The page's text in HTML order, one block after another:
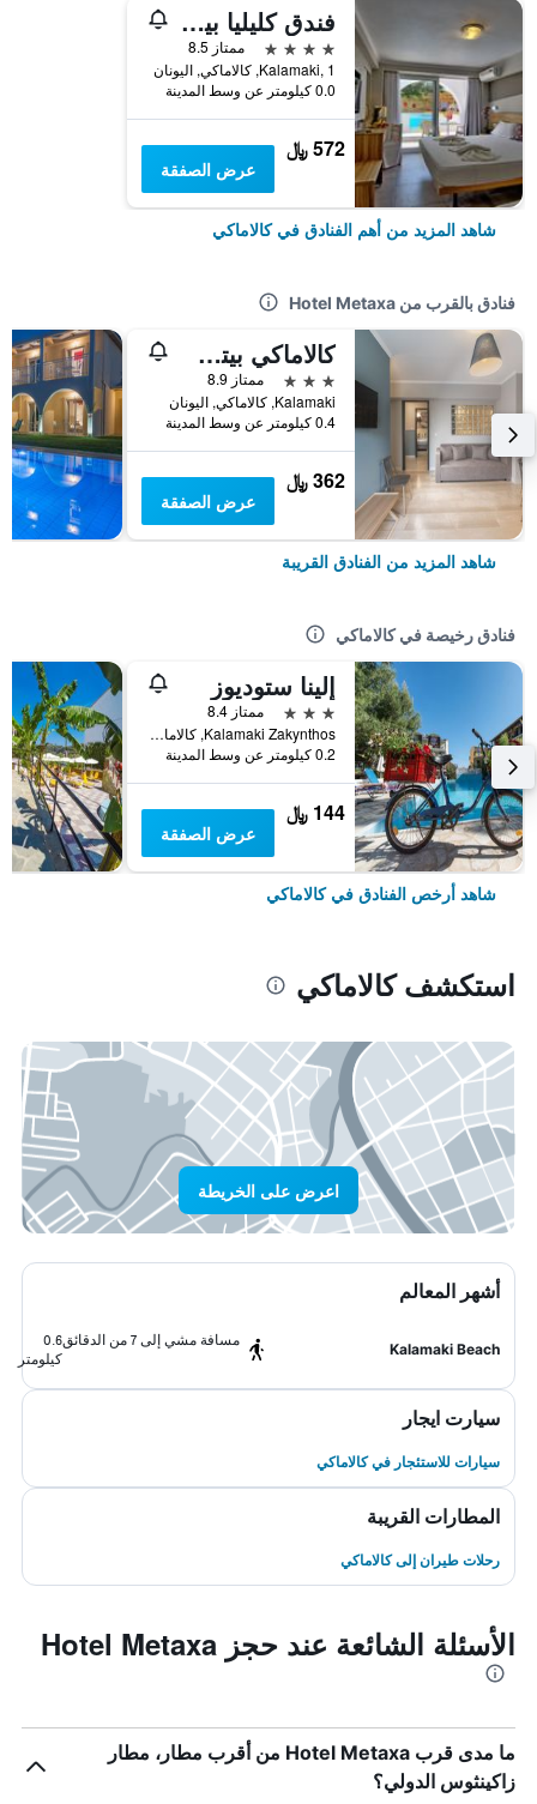
فندق كليليا بيتش - شامل جميع الخدمات
4 نجوم
ممتاز 8.5
Kalamaki, 1, كالاماكي, اليونان
0.0 كيلومتر عن وسط المدينة
572 ﷼
عرض الصفقة
شاهد المزيد من أهم الفنادق في كالاماكي
فنادق بالقرب من Hotel Metaxa
كالاماكي بيتش هوتل - زاكينثوس أيلاند
3 نجوم
ممتاز 8.9
Kalamaki, كالاماكي, اليونان
0.4 كيلومتر عن وسط المدينة
362 ﷼
عرض الصفقة
شاهد المزيد من الفنادق القريبة
فنادق رخيصة في كالاماكي
إلينا ستوديوز
3 نجوم
ممتاز 8.4
Kalamaki Zakynthos, كالاماكي, اليونان
0.2 كيلومتر عن وسط المدينة
144 ﷼
عرض الصفقة
شاهد أرخص الفنادق في كالاماكي
استكشف كالاماكي
اعرض على الخريطة
أشهر المعالم
Kalamaki Beach
مسافة مشي إلى 7 من الدقائق
0.6
كيلومتر
سيارت ايجار
سيارات للاستئجار في كالاماكي
المطارات القريبة
رحلات طيران إلى كالاماكي
الأسئلة الشائعة عند حجز Hotel Metaxa
ما مدى قرب Hotel Metaxa من أقرب مطار، مطار
زاكينثوس الدولي؟